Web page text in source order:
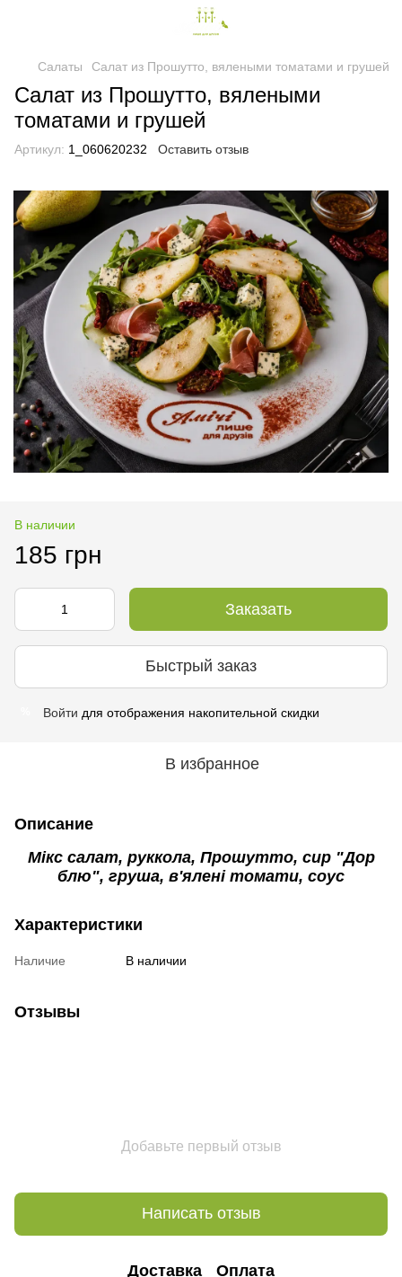
Салаты Салат из Прошутто, вялеными томатами и грушей
Салат из Прошутто, вялеными
томатами и грушей
Артикул: 1_060620232 Оставить отзыв
В наличии
185 грн
Заказать
Быстрый заказ
Войти для отображения накопительной скидки
В избранное
Описание
Мікс салат, руккола, Прошутто, сир "Дор
блю", груша, в'ялені томати, соус
Характеристики
Наличие В наличии
Отзывы
Добавьте первый отзыв
Написать отзыв
Доставка Оплата